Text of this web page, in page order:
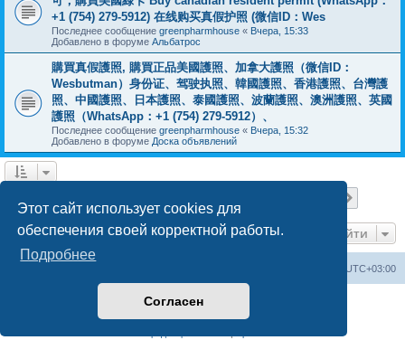
Этот сайт использует cookies для
обеспечения своей корректной работы.
Подробнее
Согласен
+1 (754) 279-5912) 在线购买真假护照 (微信ID：Wes
Последнее сообщение greenpharmhouse « Вчера, 15:33
Добавлено в форуме Альбатрос
購買真假護照, 購買正品美國護照、加拿大護照（微信ID：
Wesbutman）身份证、驾驶执照、韓國護照、香港護照、台灣護
照、中國護照、日本護照、泰國護照、波蘭護照、澳洲護照、英國
護照（WhatsApp：+1 (754) 279-5912）、
Последнее сообщение greenpharmhouse « Вчера, 15:32
Добавлено в форуме Доска объявлений
Перейти
UTC+03:00
Создано на основеphpBB® Forum Software © phpBB Limited
Русская поддержка phpBB